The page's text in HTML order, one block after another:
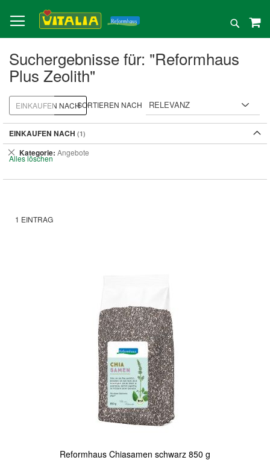
zum
Inhalt
Suche
Suchergebnisse für: "Reformhaus
Plus Zeolith"
1 EINTRAG
SORTIEREN NACH
Reformhaus Chiasamen schwarz 850 g
EINKAUFEN NACH
EINKAUFEN NACH
Kategorie Angebote
Dies
entfernen
Alles löschen